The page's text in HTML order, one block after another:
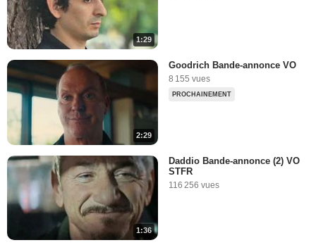
1:29
2:29
Goodrich Bande-annonce VO
8 155 vues
PROCHAINEMENT
1:36
Daddio Bande-annonce (2) VO
STFR
116 256 vues